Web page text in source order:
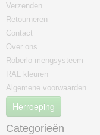
Verzenden
Retourneren
Contact
Over ons
Roberlo mengsysteem
RAL kleuren
Algemene voorwaarden
Herroeping
Categorieën